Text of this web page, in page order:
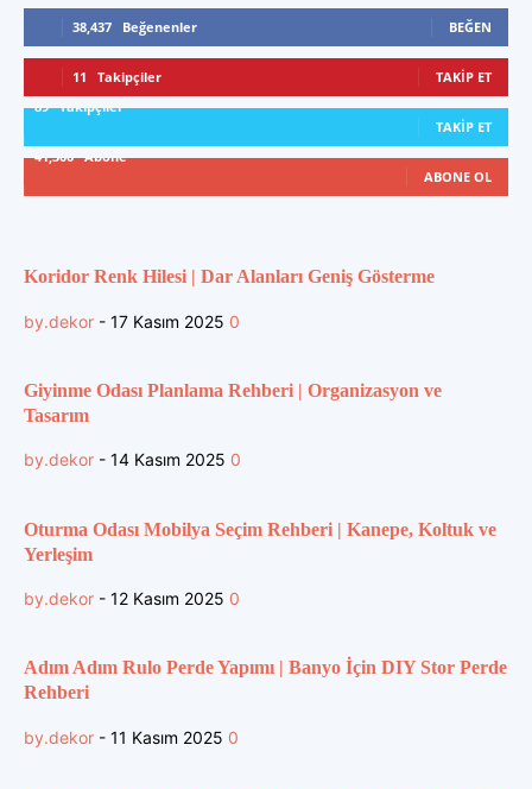
38,437 Beğenenler BEĞEN
11 Takipçiler
TAKIP ET
89 Takipçiler
TAKIP ET
41,300 Abone
ABONE OL
Koridor Renk Hilesi | Dar Alanları Geniş Gösterme
by.dekor - 17 Kasım 2025 0
Giyinme Odası Planlama Rehberi | Organizasyon ve
Tasarım
by.dekor - 14 Kasım 2025 0
Oturma Odası Mobilya Seçim Rehberi | Kanepe, Koltuk ve
Yerleşim
by.dekor - 12 Kasım 2025 0
Adım Adım Rulo Perde Yapımı | Banyo İçin DIY Stor Perde
Rehberi
by.dekor - 11 Kasım 2025 0